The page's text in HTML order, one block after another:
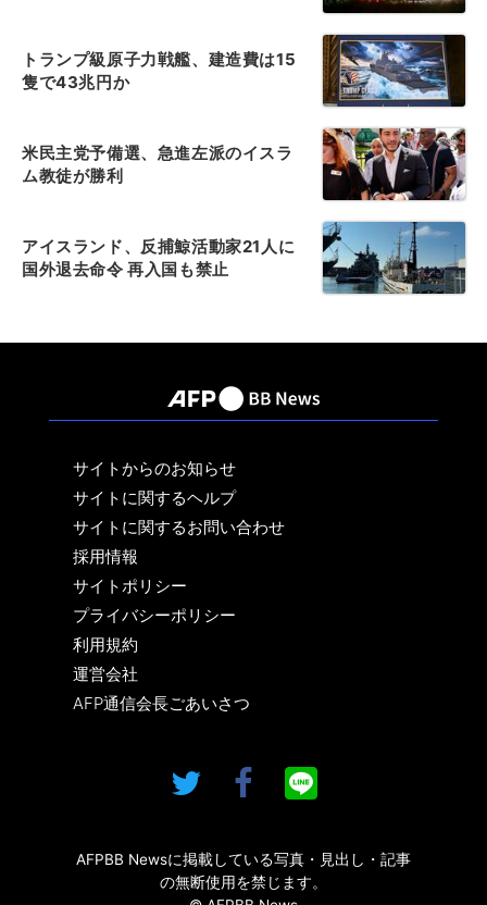
トランプ級原子力戦艦、建造費は15
隻で43兆円か
米民主党予備選、急進左派のイスラ
ム教徒が勝利
アイスランド、反捕鯨活動家21人に
国外退去命令 再入国も禁止
サイトからのお知らせ
サイトに関するヘルプ
サイトに関するお問い合わせ
採用情報
サイトポリシー
プライバシーポリシー
利用規約
運営会社
AFP通信会長ごあいさつ
AFPBB Newsに掲載している写真・見出し・記事
の無断使用を禁じます。